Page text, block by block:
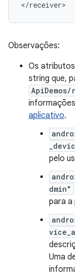
</receiver>
Observações:
Os
string que,
aplicativo.
pelo
dmin"
para a
Uma